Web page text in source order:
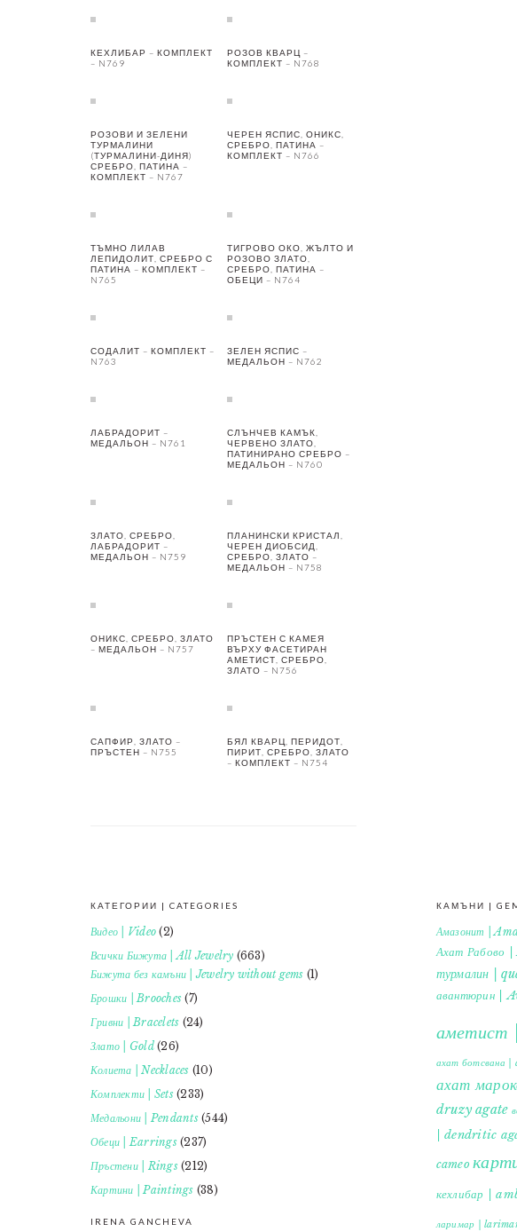
КЕХЛИБАР – КОМПЛЕКТ
– N769
РОЗОВ КВАРЦ –
КОМПЛЕКТ – N768
РОЗОВИ И ЗЕЛЕНИ
ТУРМАЛИНИ
(ТУРМАЛИНИ-ДИНЯ)
СРЕБРО, ПАТИНА –
КОМПЛЕКТ – N767
ЧЕРЕН ЯСПИС, ОНИКС,
СРЕБРО, ПАТИНА –
КОМПЛЕКТ – N766
ТЪМНО ЛИЛАВ
ЛЕПИДОЛИТ, СРЕБРО С
ПАТИНА – КОМПЛЕКТ –
N765
ТИГРОВО ОКО, ЖЪЛТО И
РОЗОВО ЗЛАТО,
СРЕБРО, ПАТИНА –
ОБЕЦИ – N764
СОДАЛИТ – КОМПЛЕКТ –
N763
ЗЕЛЕН ЯСПИС –
МЕДАЛЬОН – N762
ЛАБРАДОРИТ –
МЕДАЛЬОН – N761
СЛЪНЧЕВ КАМЪК,
ЧЕРВЕНО ЗЛАТО,
ПАТИНИРАНО СРЕБРО –
МЕДАЛЬОН – N760
ЗЛАТО, СРЕБРО,
ЛАБРАДОРИТ –
МЕДАЛЬОН – N759
ПЛАНИНСКИ КРИСТАЛ,
ЧЕРЕН ДИОБСИД,
СРЕБРО, ЗЛАТО –
МЕДАЛЬОН – N758
ОНИКС, СРЕБРО, ЗЛАТО
– МЕДАЛЬОН – N757
ПРЪСТЕН С КАМЕЯ
ВЪРХУ ФАСЕТИРАН
АМЕТИСТ, СРЕБРО,
ЗЛАТО – N756
САПФИР, ЗЛАТО –
ПРЪСТЕН – N755
БЯЛ КВАРЦ, ПЕРИДОТ,
ПИРИТ, СРЕБРО, ЗЛАТО
– КОМПЛЕКТ – N754
КАТЕГОРИИ | CATEGORIES
Видео | Video (2)
Всички Бижута | All Jewelry (663)
Бижута без камъни | Jewelry without gems (1)
Брошки | Brooches (7)
Гривни | Bracelets (24)
Злато | Gold(26)
Колиета | Necklaces (10)
Комплекти | Sets(233)
Медальони | Pendants(544)
Обеци | Earrings(237)
Пръстени | Rings(212)
Картини | Paintings (38)
IRENA GANCHEVA
КАМЪНИ |
Амазонит |
Ахат Рабово
турмалин |
авантюрин |
аметист
ахат ботсвана |
ахат
druzy agate
| dendritic
cameo
кехлибар |
ларимар |